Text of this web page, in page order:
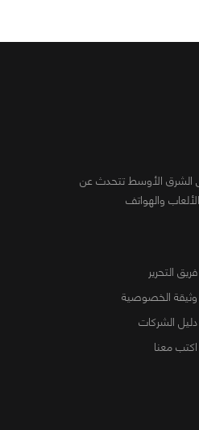
الشرق الأوسط تتحدث عن
والهواتف
فريق التحرير
وثيقة الخصوصية
دليل الشركات
اكتب معنا